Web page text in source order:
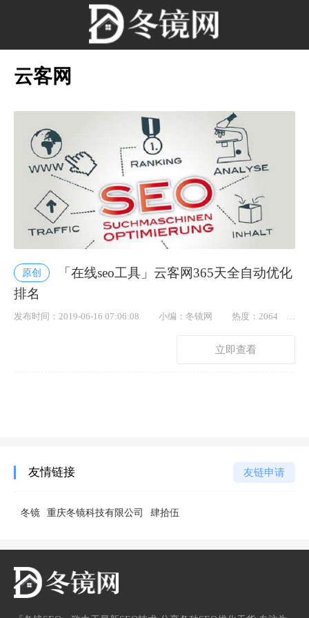
云客网
原创
「在线seo工具」云客网365天全自动优化
排名
发布时间：2019-06-16 07:06:08 小编：冬镜网
热度：2064
立即查看
友情链接 友链申请
冬镜 重庆冬镜科技有限公司 肆拾伍